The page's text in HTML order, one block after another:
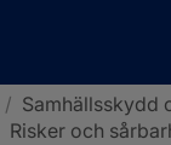
/ Samhällsskydd
Risker och